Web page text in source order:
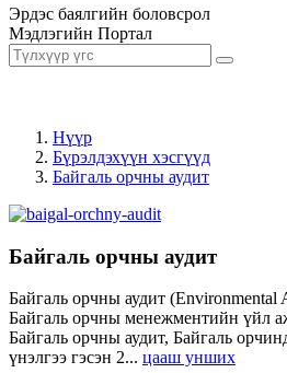
Эрдэс баялгийн боловсрол
Мэдлэгийн Портал
Нүүр
Бүрэлдэхүүн хэсгүүд
Байгаль орчны аудит
Байгаль орчны аудит
Байгаль орчны аудит
Байгаль орчны менежментийн үйл
Байгаль орчны аудит, Байгаль
үнэлгээ гэсэн 2... цааш унших